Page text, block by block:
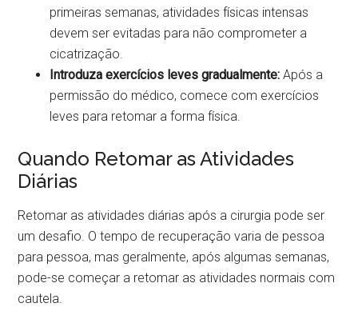
primeiras semanas, atividades físicas intensas
devem ser evitadas para não comprometer a
cicatrização.
Introduza exercícios leves gradualmente: Após a
permissão do médico, comece com exercícios
leves para retomar a forma física.
Quando Retomar as Atividades
Diárias
Retomar as atividades diárias após a cirurgia pode ser
um desafio. O tempo de recuperação varia de pessoa
para pessoa, mas geralmente, após algumas semanas,
pode-se começar a retomar as atividades normais com
cautela.